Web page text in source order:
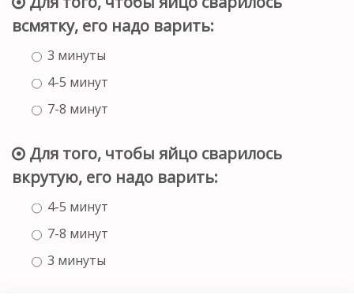
всмятку, его надо варить:
3 минуты
4-5 минут
7-8 минут
Для того, чтобы яйцо сварилось
вкрутую, его надо варить:
4-5 минут
7-8 минут
3 минуты